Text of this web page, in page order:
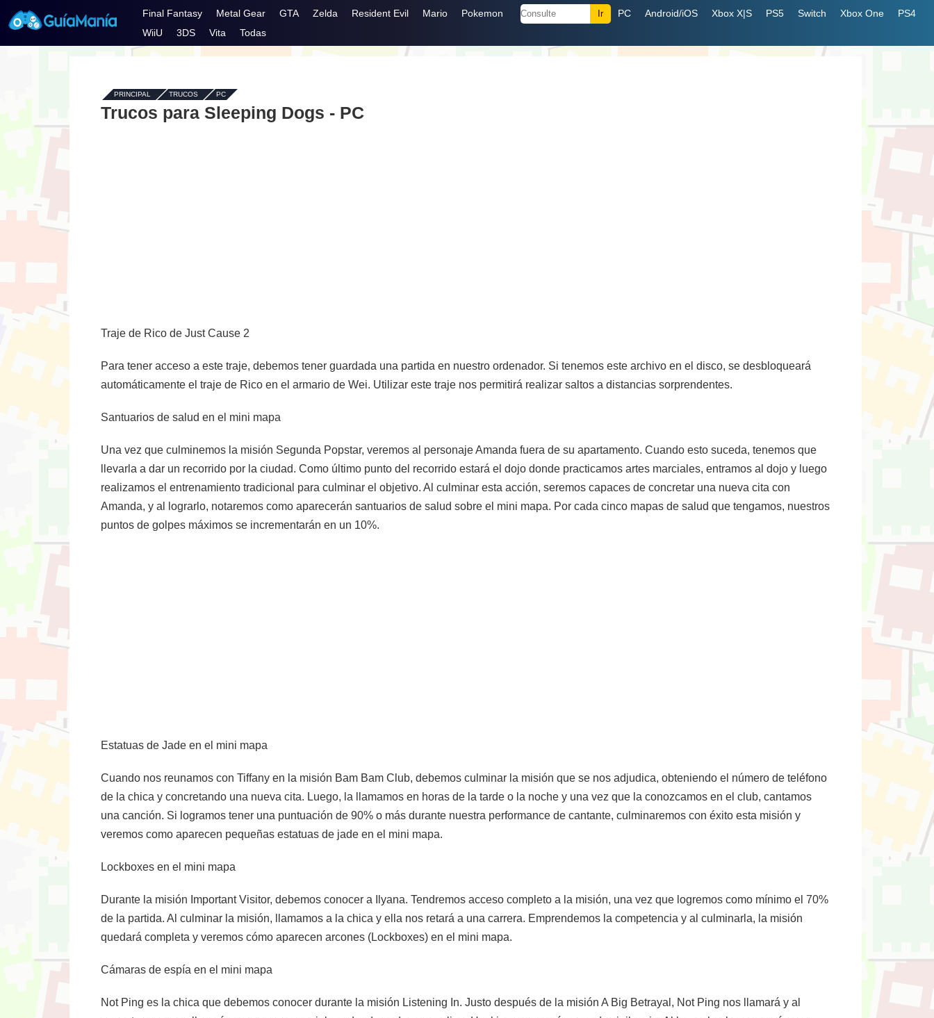
Final Fantasy Metal Gear GTA Zelda Resident Evil Mario Pokemon PC Android/iOS Xbox X|S PS5 Switch Xbox One
PS4
WiiU
3DS Vita Todas
PRINCIPAL - TRUCOS- PC
Trucos para Sleeping Dogs - PC
Traje de Rico de Just Cause 2
Para tener acceso a este traje, debemos tener guardada una partida en nuestro ordenador. Si tenemos este archivo en el disco, se desbloqueará
automáticamente el traje de Rico en el armario de Wei. Utilizar este traje nos permitirá realizar saltos a distancias sorprendentes.
Santuarios de salud en el mini mapa
Una vez que culminemos la misión Segunda Popstar, veremos al personaje Amanda fuera de su apartamento. Cuando esto suceda, tenemos que
llevarla a dar un recorrido por la ciudad. Como último punto del recorrido estará el dojo donde practicamos artes marciales, entramos al dojo y luego
realizamos el entrenamiento tradicional para culminar el objetivo. Al culminar esta acción, seremos capaces de concretar una nueva cita con
Amanda, y al lograrlo, notaremos como aparecerán santuarios de salud sobre el mini mapa. Por cada cinco mapas de salud que tengamos, nuestros
puntos de golpes máximos se incrementarán en un 10%.
Estatuas de Jade en el mini mapa
Cuando nos reunamos con Tiffany en la misión Bam Bam Club, debemos culminar la misión que se nos adjudica, obteniendo el número de teléfono
de la chica y concretando una nueva cita. Luego, la llamamos en horas de la tarde o la noche y una vez que la conozcamos en el club, cantamos
una canción. Si logramos tener una puntuación de 90% o más durante nuestra performance de cantante, culminaremos con éxito esta misión y
veremos como aparecen pequeñas estatuas de jade en el mini mapa.
Lockboxes en el mini mapa
Durante la misión Important Visitor, debemos conocer a Ilyana. Tendremos acceso completo a la misión, una vez que logremos como mínimo el 70%
de la partida. Al culminar la misión, llamamos a la chica y ella nos retará a una carrera. Emprendemos la competencia y al culminarla, la misión
quedará completa y veremos cómo aparecen arcones (Lockboxes) en el mini mapa.
Cámaras de espía en el mini mapa
Not Ping es la chica que debemos conocer durante la misión Listening In. Justo después de la misión A Big Betrayal, Not Ping nos llamará y al